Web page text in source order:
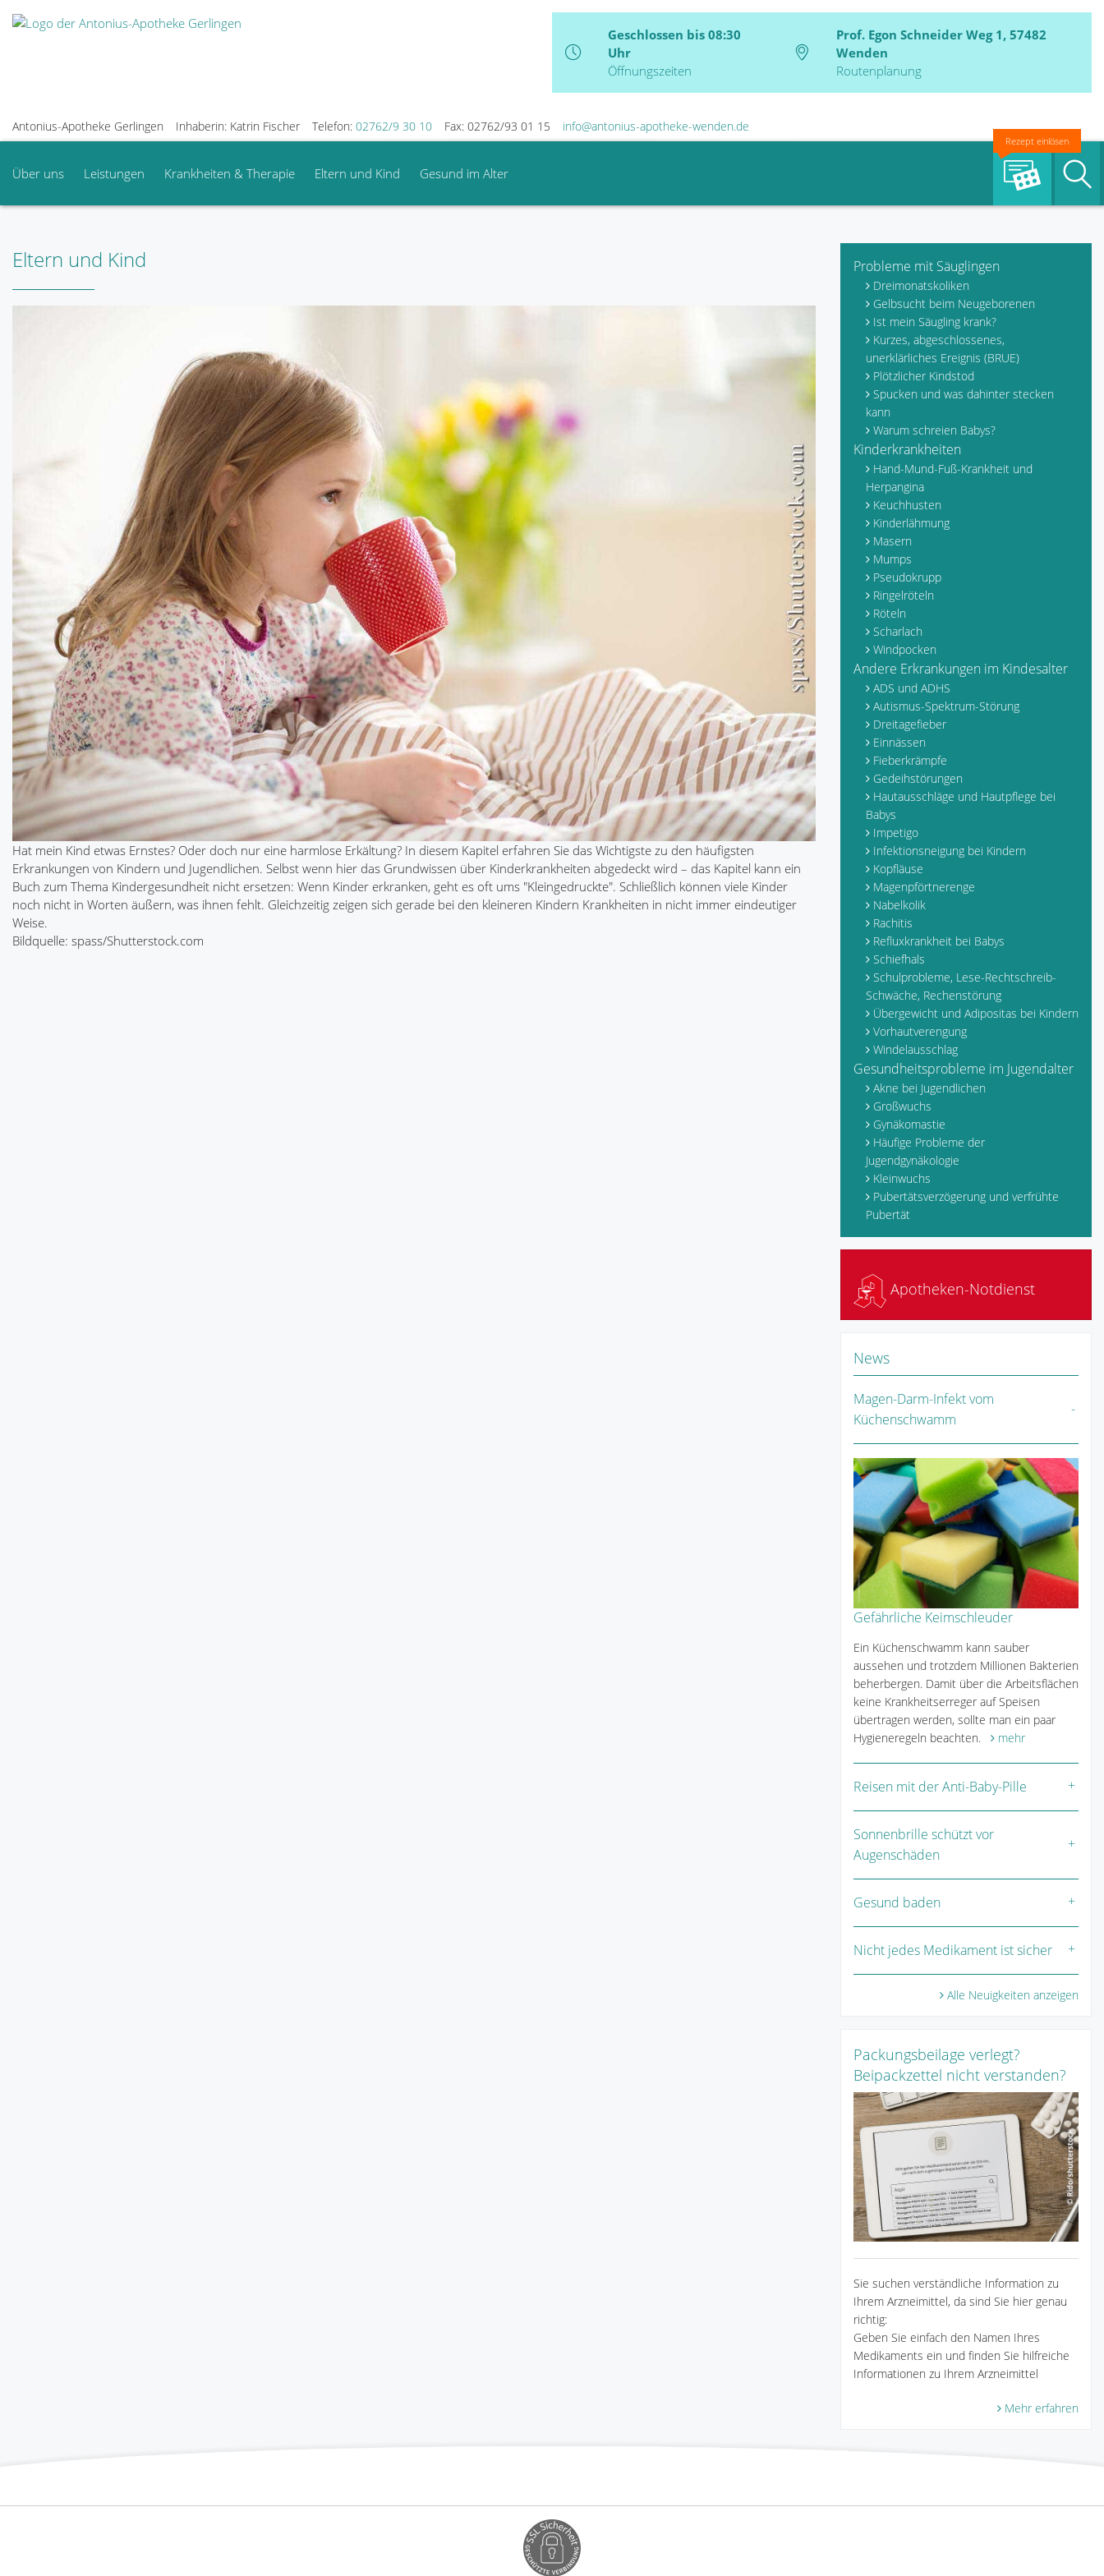
Geschlossen bis 08:30
Uhr
Öffnungszeiten
Prof. Egon Schneider Weg 1, 57482
Wenden
Routenplanung
Antonius-Apotheke Gerlingen Inhaberin: Katrin Fischer Telefon: 02762/9 30 10 Fax: 02762/93 01 15 info@antonius-apotheke-wenden.de
Über uns Leistungen Krankheiten & Therapie Eltern und Kind Gesund im Alter
Rezept einlösen
Eltern und Kind
Hat mein Kind etwas Ernstes? Oder doch nur eine harmlose Erkältung? In diesem Kapitel erfahren Sie das Wichtigste zu den häufigsten
Erkrankungen von Kindern und Jugendlichen. Selbst wenn hier das Grundwissen über Kinderkrankheiten abgedeckt wird – das Kapitel kann ein
Buch zum Thema Kindergesundheit nicht ersetzen: Wenn Kinder erkranken, geht es oft ums "Kleingedruckte". Schließlich können viele Kinder
noch nicht in Worten äußern, was ihnen fehlt. Gleichzeitig zeigen sich gerade bei den kleineren Kindern Krankheiten in nicht immer eindeutiger
Weise.
Bildquelle: spass/Shutterstock.com
Probleme mit Säuglingen
Dreimonatskoliken
Gelbsucht beim Neugeborenen
Ist mein Säugling krank?
Kurzes, abgeschlossenes,
unerklärliches Ereignis (BRUE)
Plötzlicher Kindstod
Spucken und was dahinter stecken
kann
Warum schreien Babys?
Kinderkrankheiten
Hand-Mund-Fuß-Krankheit und
Herpangina
Keuchhusten
Kinderlähmung
Masern
Mumps
Pseudokrupp
Ringelröteln
Röteln
Scharlach
Windpocken
Andere Erkrankungen im Kindesalter
ADS und ADHS
Autismus-Spektrum-Störung
Dreitagefieber
Einnässen
Fieberkrämpfe
Gedeihstörungen
Hautausschläge und Hautpflege bei
Babys
Impetigo
Infektionsneigung bei Kindern
Kopfläuse
Magenpförtnerenge
Nabelkolik
Rachitis
Refluxkrankheit bei Babys
Schiefhals
Schulprobleme, Lese-Rechtschreib-
Schwäche, Rechenstörung
Übergewicht und Adipositas bei Kindern
Vorhautverengung
Windelausschlag
Gesundheitsprobleme im Jugendalter
Akne bei Jugendlichen
Großwuchs
Gynäkomastie
Häufige Probleme der
Jugendgynäkologie
Kleinwuchs
Pubertätsverzögerung und verfrühte
Pubertät
Apotheken-Notdienst
News
Magen-Darm-Infekt vom
Küchenschwamm
Gefährliche Keimschleuder
Ein Küchenschwamm kann sauber
aussehen und trotzdem Millionen Bakterien
beherbergen. Damit über die Arbeitsflächen
keine Krankheitserreger auf Speisen
übertragen werden, sollte man ein paar
Hygieneregeln beachten.
mehr
Reisen mit der Anti-Baby-Pille
Sonnenbrille schützt vor
Augenschäden
Gesund baden
Nicht jedes Medikament ist sicher
Alle Neuigkeiten anzeigen
Packungsbeilage verlegt?
Beipackzettel nicht verstanden?
Sie suchen verständliche Information zu
Ihrem Arzneimittel, da sind Sie hier genau
richtig:
Geben Sie einfach den Namen Ihres
Medikaments ein und finden Sie hilfreiche
Informationen zu Ihrem Arzneimittel
Mehr erfahren